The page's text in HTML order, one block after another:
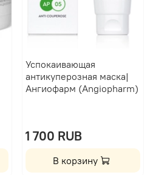
Успокаивающая
антикуперозная маска|
Ангиофарм (Angiopharm)
1 700 RUB
В корзину